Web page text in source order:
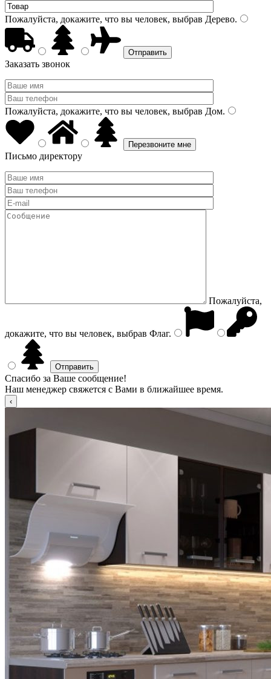
Пожалуйста, докажите, что вы человек, выбрав Дерево.
Заказать звонок
Пожалуйста, докажите, что вы человек, выбрав Дом.
Письмо директору
Пожалуйста,
докажите, что вы человек, выбрав Флаг.
Спасибо за Ваше сообщение!
Наш менеджер свяжется с Вами в ближайшее время.